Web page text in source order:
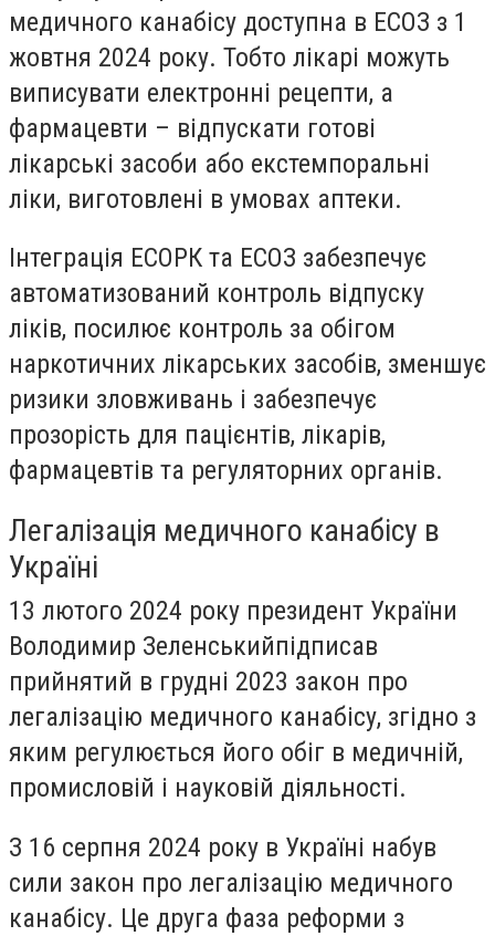
медичного канабісу доступна в ЕСОЗ з 1
жовтня 2024 року. Тобто лікарі можуть
виписувати електронні рецепти, а
фармацевти – відпускати готові
лікарські засоби або екстемпоральні
ліки, виготовлені в умовах аптеки.
Інтеграція ЕСОРК та ЕСОЗ забезпечує
автоматизований контроль відпуску
ліків, посилює контроль за обігом
наркотичних лікарських засобів, зменшує
ризики зловживань і забезпечує
прозорість для пацієнтів, лікарів,
фармацевтів та регуляторних органів.
Легалізація медичного канабісу в
Україні
13 лютого 2024 року президент України
Володимир Зеленськийпідписав
прийнятий в грудні 2023 закон про
легалізацію медичного канабісу, згідно з
яким регулюється його обіг в медичній,
промисловій і науковій діяльності.
З 16 серпня 2024 року в Україні набув
сили закон про легалізацію медичного
канабісу. Це друга фаза реформи з